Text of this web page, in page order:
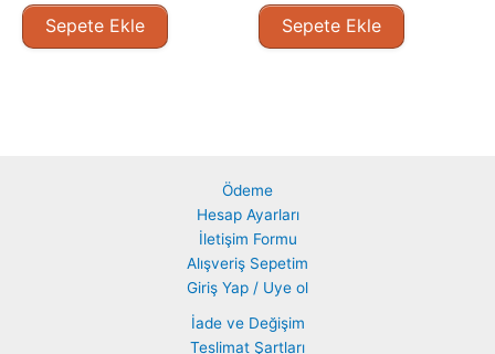
Sepete Ekle Sepete Ekle
Ödeme
Hesap Ayarları
İletişim Formu
Alışveriş Sepetim
Giriş Yap / Uye ol
İade ve Değişim
Teslimat Şartları